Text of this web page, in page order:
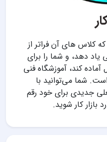
کلاس های آن فراتر از
یاد دهد، و شما را برای
کند، آموزشگاه فنی
شما می‌توانید با
جدیدی برای خود رقم
بازار کار شوید.